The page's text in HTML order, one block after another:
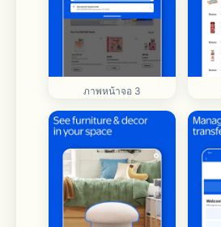
ภาพหน้าจอ 3